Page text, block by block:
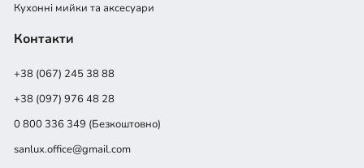
Кухонні мийки та аксесуари
Контакти
+38 (067) 245 38 88
+38 (097) 976 48 28
0 800 336 349 (Безкоштовно)
sanlux.office@gmail.com